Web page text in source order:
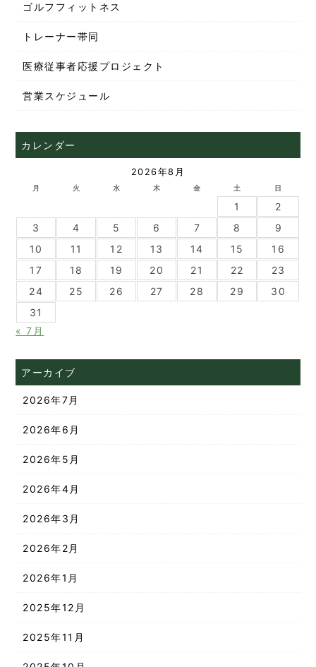
ゴルフフィットネス
トレーナー帯同
医療従事者応援プロジェクト
営業スケジュール
カレンダー
2026年8月
月 火 水 木 金 土 日
1
2
3
4 5 6 7 8
9
10
11 12 13 14 15
16
17
18 19 20 21 22
23
24
25 26 27 28 29
30
31
« 7月
アーカイブ
2026年7月
2026年6月
2026年5月
2026年4月
2026年3月
2026年2月
2026年1月
2025年12月
2025年11月